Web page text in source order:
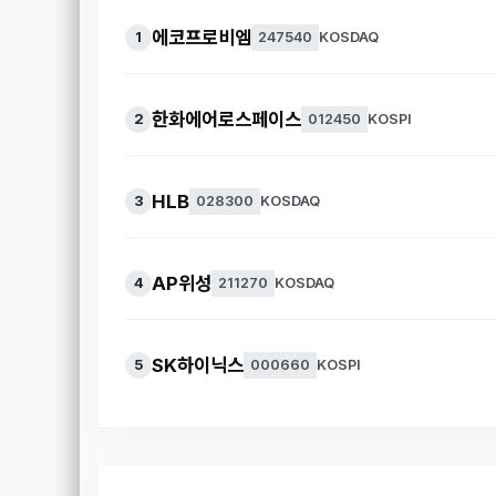
1 에코프로비엠 247540 KOSDAQ
2 한화에어로스페이스 012450 KOSPI
3 HLB 028300 KOSDAQ
4 AP위성 211270 KOSDAQ
5 SK하이닉스 000660 KOSPI